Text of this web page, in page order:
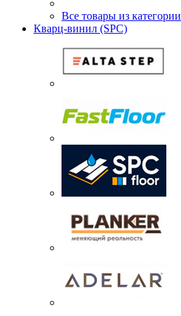
Все товары из категории
Кварц-винил (SPC)